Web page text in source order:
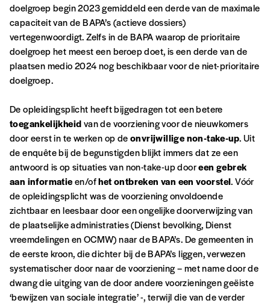
Se connecter
CONNEXION
Formulaire de
commande
A partir de 2021,Imag, le magazine de
l’interculturel,vous est proposé àPRIX LIBRE.
Le prix libre est un mode de fixation du prix
par l’acheteur d’un bien ou d’un service, qui
peut être une manière pour lui de payer le prix
qu’il estime juste. Dans l’objectif de rendre nos
doelgroep begin 2023 gemiddeld een derde van de maximale
capaciteit van de BAPA’s (actieve dossiers)
vertegenwoordigt. Zelfs in de BAPA waarop de prioritaire
doelgroep het meest een beroep doet, is een derde van de
plaatsen medio 2024 nog beschikbaar voor de niet-prioritaire
doelgroep.
De opleidingsplicht heeft bijgedragen tot een betere
toegankelijkheidvan de voorziening voor de nieuwkomers
door eerst in te werken op deonvrijwillige non-take-up. Uit
de enquête bij de begunstigden blijkt immers dat ze een
antwoord is op situaties van non-take-up dooreen gebrek
aan informatieen/ofhet ontbreken van een voorstel. Vóór
de opleidingsplicht was de voorziening onvoldoende
zichtbaar en leesbaar door een ongelijke doorverwijzing van
de plaatselijke administraties (Dienst bevolking, Dienst
vreemdelingen en OCMW) naar de BAPA’s. De gemeenten in
de eerste kroon, die dichter bij de BAPA’s liggen, verwezen
systematischer door naar de voorziening – met name door de
dwang die uitging van de door andere voorzieningen geëiste
‘bewijzen van sociale integratie’ -, terwijl die van de verder